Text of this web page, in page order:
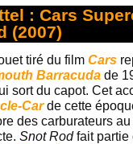
: Cars
(2007)
tiré du film Cars
Barracuda de
sort du capot. Cet
Car de cette
des carburateurs
Snot Rodfait partie